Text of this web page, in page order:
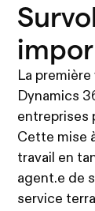
La
Dynamics
entreprises
Cette mise
travail en
agent.e de
service